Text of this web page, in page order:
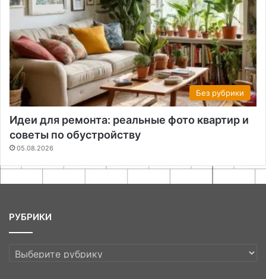
Без рубрики
Идеи для ремонта: реальные фото квартир и
советы по обустройству
05.08.2026
РУБРИКИ
РУБРИКИ